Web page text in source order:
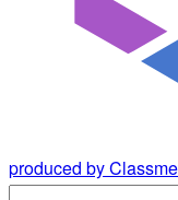
produced by